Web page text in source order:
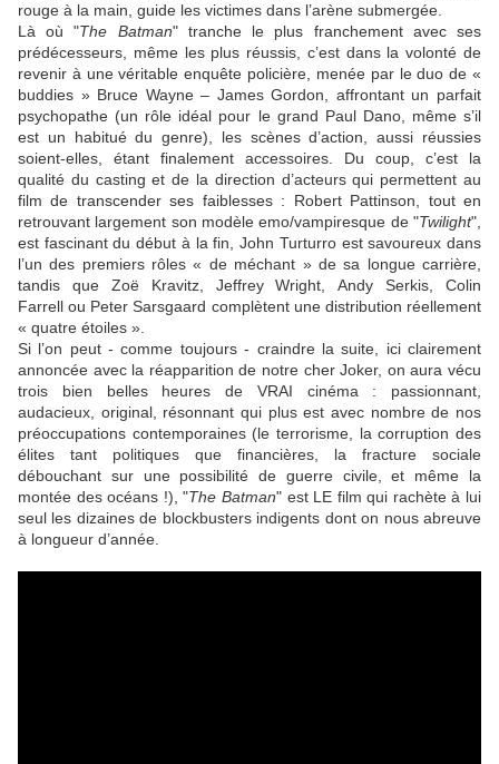
rouge à la main, guide les victimes dans l’arène submergée.
Là où "The Batman" tranche le plus franchement avec ses
prédécesseurs, même les plus réussis, c’est dans la volonté de
revenir à une véritable enquête policière, menée par le duo de «
buddies » Bruce Wayne – James Gordon, affrontant un parfait
psychopathe (un rôle idéal pour le grand Paul Dano, même s’il
est un habitué du genre), les scènes d’action, aussi réussies
soient-elles, étant finalement accessoires. Du coup, c’est la
qualité du casting et de la direction d’acteurs qui permettent au
film de transcender ses faiblesses : Robert Pattinson , tout en
retrouvant largement son modèle emo/vampiresque de "Twilight",
est fascinant du début à la fin,John Turturroest savoureux dans
l’un des premiers rôles « de méchant » de sa longue carrière,
tandis que Zoë Kravitz, Jeffrey Wright ,Andy Serkis
Colin
Farrell ou Peter Sarsgaard complètent une distribution réellement
« quatre étoiles ».
Si l’on peut - comme toujours - craindre la suite, ici clairement
annoncée avec la réapparition de notre cher Joker, on aura vécu
trois bien belles heures de VRAI cinéma : passionnant,
audacieux, original, résonnant qui plus est avec nombre de nos
préoccupations contemporaines (le terrorisme, la corruption des
élites tant politiques que financières, la fracture sociale
débouchant sur une possibilité de guerre civile, et même la
montée des océans !), "The Batman" est LE film qui rachète à lui
seul les dizaines de blockbusters indigents dont on nous abreuve
à longueur d’année.